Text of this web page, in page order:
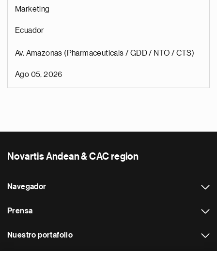
Marketing
Ecuador
Av. Amazonas (Pharmaceuticals / GDD / NTO / CTS)
Ago 05, 2026
Novartis Andean & CAC region
Navegador
Prensa
Nuestro portafolio